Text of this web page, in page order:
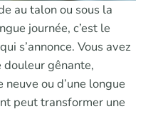
au talon ou sous la
journée, c’est le
s’annonce. Vous avez
gênante,
neuve ou d’une longue
peut transformer une